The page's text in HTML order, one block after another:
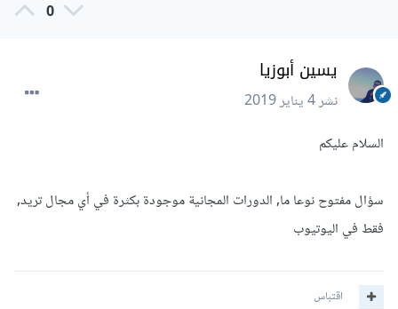
0
يسين أبوزيا
نشر4 يناير 2019
السلام عليكم
سؤال مفتوح نوعا ما, الدورات المجانية موجودة بكثرة في أي مجال تريد,
فقط في اليوتيوب
اقتباس